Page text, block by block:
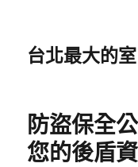
台北最大的
防盜保全
您的後盾